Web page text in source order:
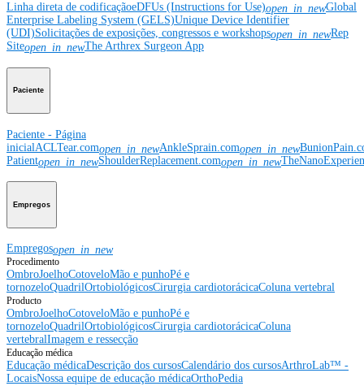
Linha direta de codificaçãoeDFUs (Instructions for Use)open_in_newGlobal
Enterprise Labeling System (GELS)Unique Device Identifier
(UDI)Solicitações de exposições, congressos e workshopsopen_in_newRep
Siteopen_in_newThe Arthrex Surgeon App
Paciente
Paciente - Página
inicialACLTear.comopen_in_newAnkleSprain.comopen_in_new
Patientopen_in_newShoulderReplacement.comopen_in_new
Empregos
Empregosopen_in_new
Procedimento
OmbroJoelhoCotoveloMão e punhoPé e
tornozeloQuadrilOrtobiológicosCirurgia cardiotorácicaColuna vertebral
Producto
OmbroJoelhoCotoveloMão e punhoPé e
tornozeloQuadrilOrtobiológicosCirurgia cardiotorácicaColuna
vertebralImagem e ressecção
Educação médica
Educação médicaDescrição dos cursosCalendário dos cursosArthroLab™ -
LocaisNossa equipe de educação médicaOrthoPedia